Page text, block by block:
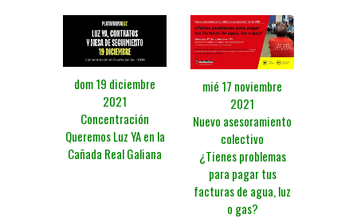
dom 19 diciembre
2021
Concentración
Queremos Luz YA en la
Cañada Real Galiana
mié 17 noviembre
2021
Nuevo asesoramiento
colectivo
¿Tienes problemas
para pagar tus
facturas de agua, luz
o gas?